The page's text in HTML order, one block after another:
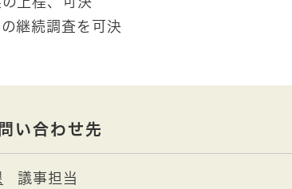
継続調査を可決
い合わせ先
議事担当